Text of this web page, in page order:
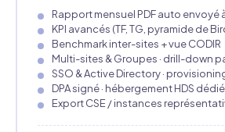
Rapport mensuel PDF auto envoyé
KPI avancés (TF, TG, pyramide de
Benchmark inter-sites + vue CODIR
Multi-sites & Groupes · drill-down
SSO & Active Directory ·
DPA signé · hébergement HDS
Export CSE / instances